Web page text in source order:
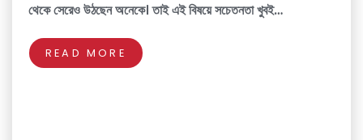
থেকে সেরেও উঠছেন অনেকে। তাই এই বিষয়ে সচেতনতা খুবই…
READ MORE